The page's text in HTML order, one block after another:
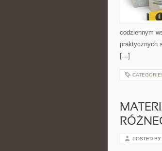
codziennym
praktycznych
[…]
POSTED BY